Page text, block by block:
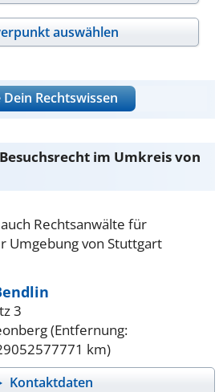
auswählen
Dein Rechtswissen
im Umkreis von
Rechtsanwälte für
Umgebung von Stuttgart
3
(Entfernung:
km)
Kontaktdaten